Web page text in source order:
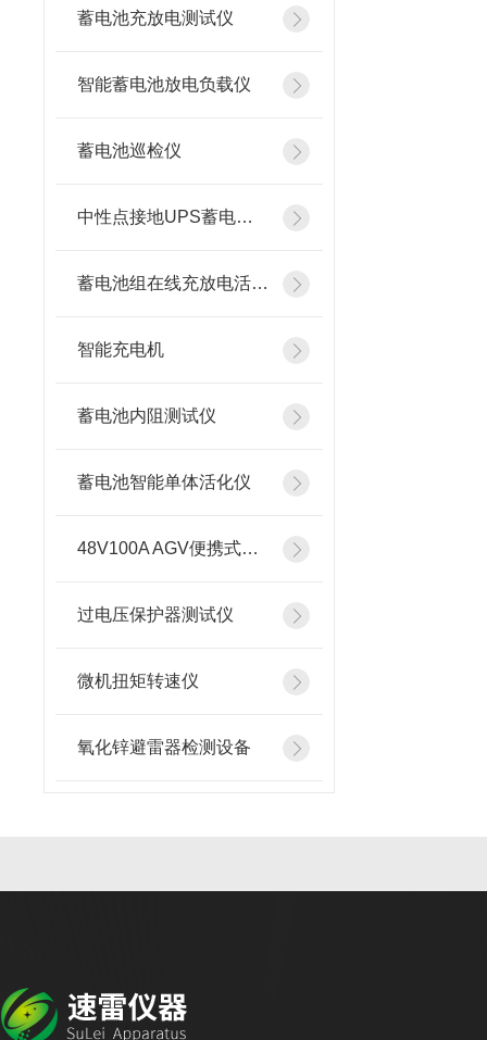
蓄电池充放电测试仪
智能蓄电池放电负载仪
蓄电池巡检仪
中性点接地UPS蓄电池在线测试仪
蓄电池组在线充放电活化设备
智能充电机
蓄电池内阻测试仪
蓄电池智能单体活化仪
48V100A AGV便携式智能充电机
过电压保护器测试仪
微机扭矩转速仪
氧化锌避雷器检测设备